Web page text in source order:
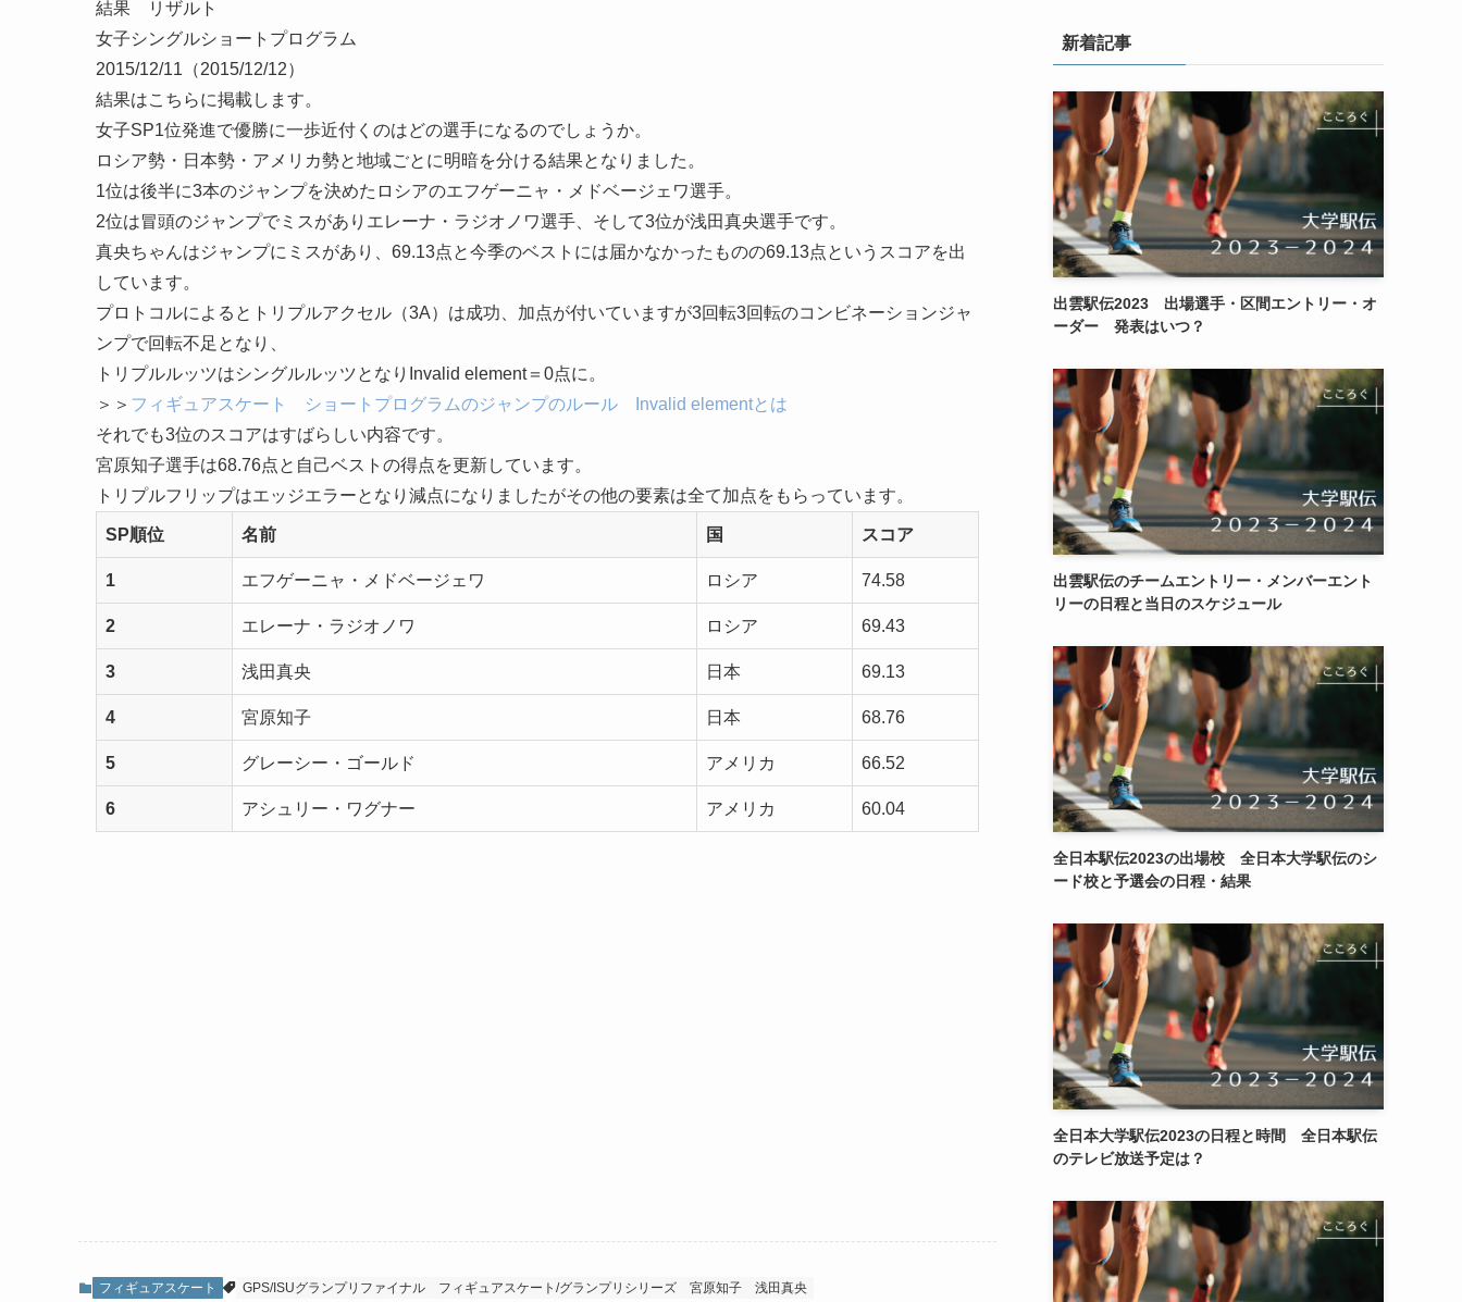
結果 リザルト
女子シングルショートプログラム
2015/12/11（2015/12/12）
結果はこちらに掲載します。
女子SP1位発進で優勝に一歩近付くのはどの選手になるのでしょうか。
ロシア勢・日本勢・アメリカ勢と地域ごとに明暗を分ける結果となりました。
1位は後半に3本のジャンプを決めた ロシアのエフゲーニャ・メドベージェワ選手。
2位は冒頭のジャンプでミスがあり エレーナ・ラジオノワ選手 、そして3位が浅田真央選手です。
真央ちゃんはジャンプにミスがあり、69.13点と今季のベストには届かなかったものの69.13点というスコアを出
しています。
プロトコルによるとトリプルアクセル（3A）は成功、加点が付いていますが3回転3回転のコンビネーションジャ
ンプで回転不足となり、
トリプルルッツはシングルルッツとなりInvalid element＝0点に。
＞＞ フィギュアスケート ショートプログラムのジャンプのルール Invalid elementとは
それでも3位のスコアはすばらしい内容です。
宮原知子選手は68.76点と自己ベストの得点を更新しています。
トリプルフリップはエッジエラーとなり減点になりましたがその他の要素は全て加点をもらっています。
SP順位 名前 国 スコア
1 エフゲーニャ・メドベージェワ ロシア 74.58
2 エレーナ・ラジオノワ ロシア 69.43
3 浅田真央 日本 69.13
4 宮原知子 日本 68.76
5 グレーシー・ゴールド アメリカ 66.52
6 アシュリー・ワグナー アメリカ 60.04
フィギュアスケート GPS/ISUグランプリファイナル フィギュアスケート/グランプリシリーズ 宮原知子 浅田真央
新着記事
出雲駅伝2023 出場選手・区間エントリー・オ
ーダー 発表はいつ？
出雲駅伝のチームエントリー・メンバーエント
リーの日程と当日のスケジュール
全日本駅伝2023の出場校 全日本大学駅伝のシ
ード校と予選会の日程・結果
全日本大学駅伝2023の日程と時間 全日本駅伝
のテレビ放送予定は？